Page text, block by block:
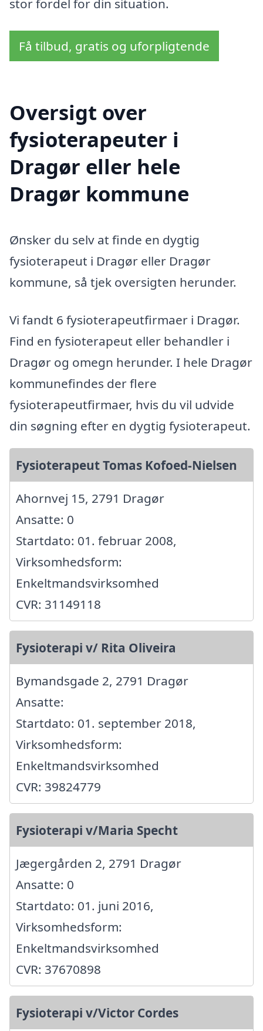
stor fordel for din situation.
Få tilbud, gratis og uforpligtende
Oversigt over
fysioterapeuter i
Dragør eller hele
Dragør kommune
Ønsker du selv at finde en dygtig
fysioterapeut i Dragør eller Dragør
kommune, så tjek oversigten herunder.
Vi fandt 6 fysioterapeutfirmaer i Dragør.
Find en fysioterapeut eller behandler i
Dragør og omegn herunder. I hele Dragør
kommunefindes der flere
fysioterapeutfirmaer, hvis du vil udvide
din søgning efter en dygtig fysioterapeut.
Fysioterapeut Tomas Kofoed-Nielsen
Ahornvej 15, 2791 Dragør
Ansatte: 0
Startdato: 01. februar 2008,
Virksomhedsform:
Enkeltmandsvirksomhed
CVR: 31149118
Fysioterapi v/ Rita Oliveira
Bymandsgade 2, 2791 Dragør
Ansatte:
Startdato: 01. september 2018,
Virksomhedsform:
Enkeltmandsvirksomhed
CVR: 39824779
Fysioterapi v/Maria Specht
Jægergården 2, 2791 Dragør
Ansatte: 0
Startdato: 01. juni 2016,
Virksomhedsform:
Enkeltmandsvirksomhed
CVR: 37670898
Fysioterapi v/Victor Cordes